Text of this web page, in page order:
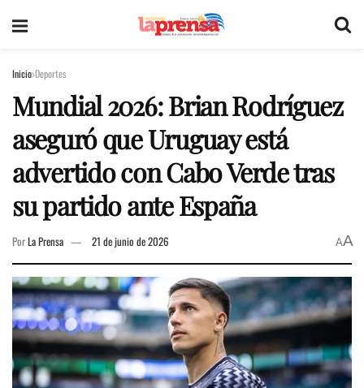
Inicio Deportes
Mundial 2026: Brian Rodríguez
aseguró que Uruguay está
advertido con Cabo Verde tras
su partido ante España
PorLa Prensa 21 de junio de 2026 AA